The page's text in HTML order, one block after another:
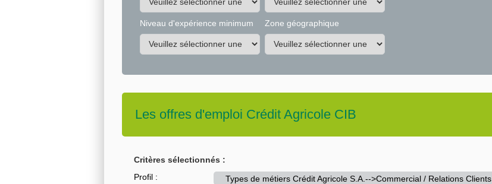
Niveau d'expérience minimum Zone géographique
Les offres d'emploi Crédit Agricole CIB
Critères sélectionnés :
Profil :
Types de métiers Crédit Agricole S.A.-->Commercial / Relations Clients